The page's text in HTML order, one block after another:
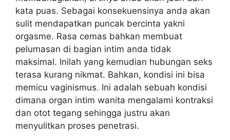
kata puas. Sebagai konsekuensinya anda akan
sulit mendapatkan puncak bercinta yakni
orgasme. Rasa cemas bahkan membuat
pelumasan di bagian intim anda tidak
maksimal. Inilah yang kemudian hubungan seks
terasa kurang nikmat. Bahkan, kondisi ini bisa
memicu vaginismus. Ini adalah sebuah kondisi
dimana organ intim wanita mengalami kontraksi
dan otot tegang sehingga justru akan
menyulitkan proses penetrasi.